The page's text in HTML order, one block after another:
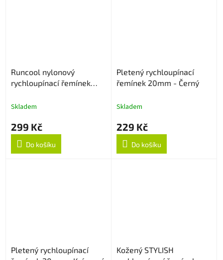
Runcool nylonový
rychloupínací řemínek
Skladem
299 Kč
Do košíku
Pletený rychloupínací
řemínek 20mm - Černý
Skladem
229 Kč
Do košíku
Pletený rychloupínací
Kožený STYLISH